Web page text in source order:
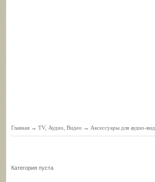
Главная → TV, Аудио, Видео → Аксессуары для аудио-
Категория пуста